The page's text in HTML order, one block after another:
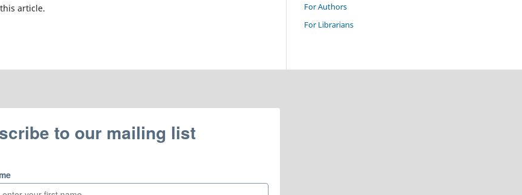
article.
For Authors
For Librarians